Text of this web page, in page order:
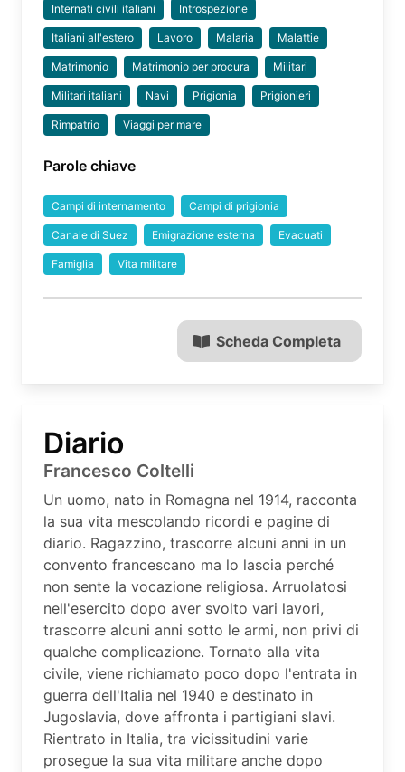
Internati civili italiani Introspezione
Italiani all'estero Lavoro Malaria Malattie
Matrimonio Matrimonio per procura Militari
Militari italiani Navi Prigionia Prigionieri
Rimpatrio Viaggi per mare
Parole chiave
Campi di internamento Campi di prigionia
Canale di Suez Emigrazione esterna Evacuati
Famiglia Vita militare
Scheda Completa
Diario
Francesco Coltelli
Un uomo, nato in Romagna nel 1914, racconta
la sua vita mescolando ricordi e pagine di
diario. Ragazzino, trascorre alcuni anni in un
convento francescano ma lo lascia perché
non sente la vocazione religiosa. Arruolatosi
nell'esercito dopo aver svolto vari lavori,
trascorre alcuni anni sotto le armi, non privi di
qualche complicazione. Tornato alla vita
civile, viene richiamato poco dopo l'entrata in
guerra dell'Italia nel 1940 e destinato in
Jugoslavia, dove affronta i partigiani slavi.
Rientrato in Italia, tra vicissitudini varie
prosegue la sua vita militare anche dopo